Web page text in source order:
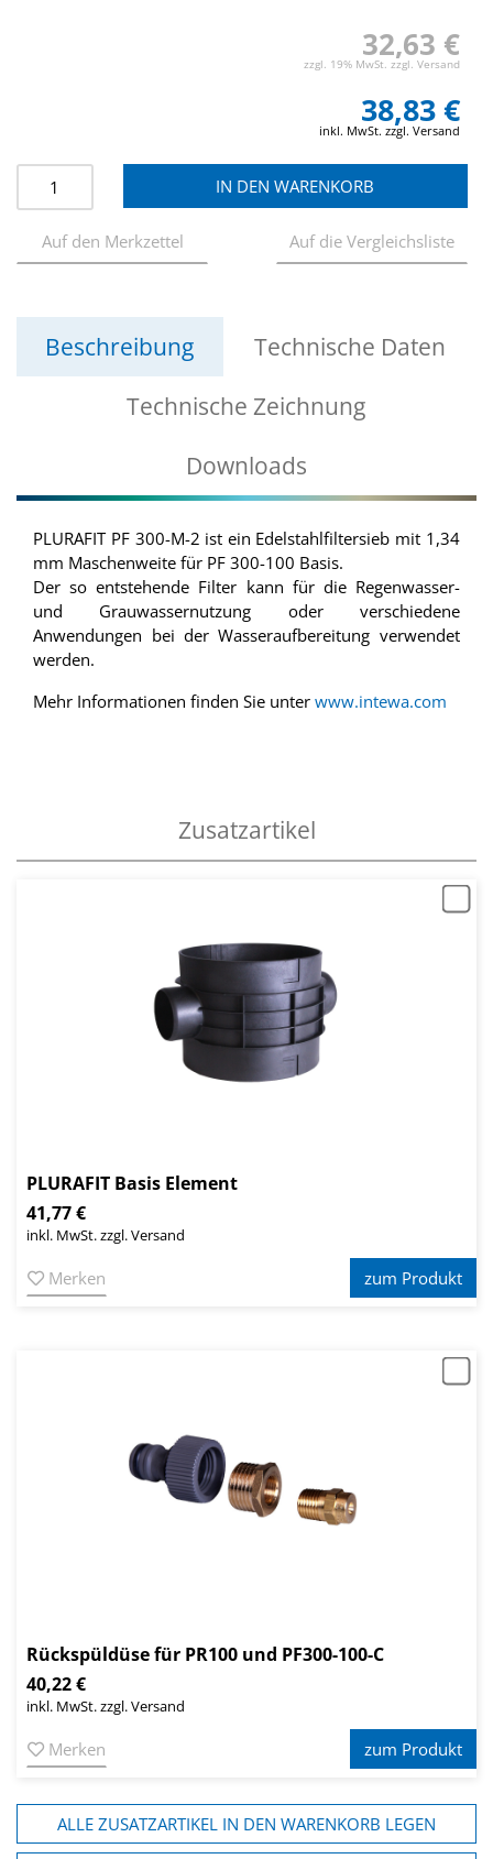
32,63 €
zzgl. 19% MwSt. zzgl. Versand
38,83 €
inkl. MwSt. zzgl. Versand
Beschreibung
Technische Daten
Technische Zeichnung
Downloads
PLURAFIT PF 300-M-2 ist ein Edelstahlfiltersieb mit 1,34
mm Maschenweite für PF 300-100 Basis.
Der so entstehende Filter kann für die Regenwasser-
und Grauwassernutzung oder verschiedene
Anwendungen bei der Wasseraufbereitung verwendet
werden.
Mehr Informationen finden Sie unterwww.intewa.com
Zusatzartikel
PLURAFIT Basis Element
41,77 €
inkl. MwSt. zzgl. Versand
Merken zum Produkt
Rückspüldüse für PR100 und PF300-100-C
40,22 €
inkl. MwSt. zzgl. Versand
Merken zum Produkt
ALLE ZUSATZARTIKEL IN DEN WARENKORB LEGEN